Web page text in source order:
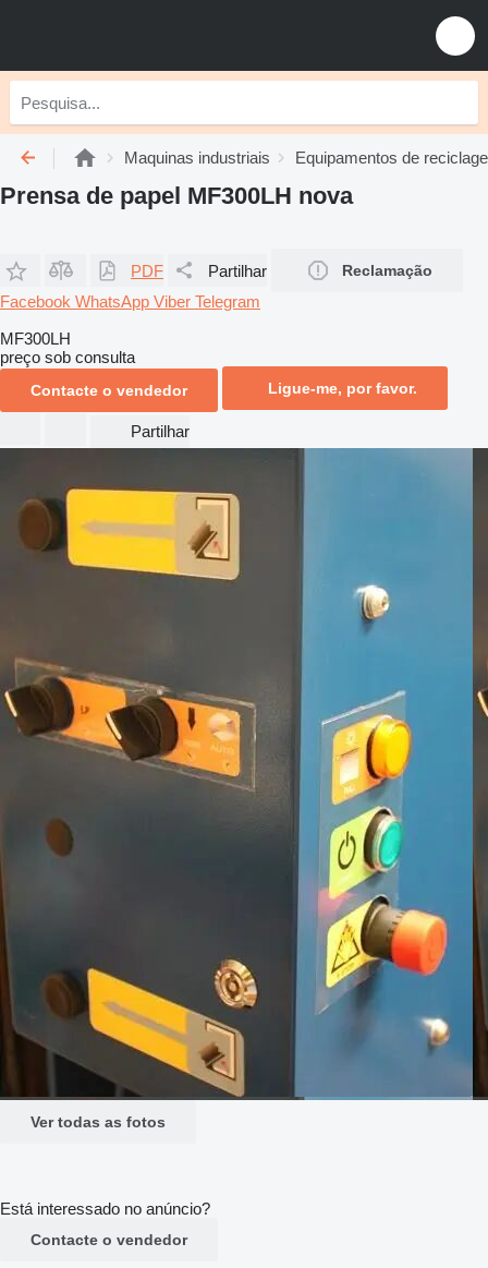
Maquinas industriais Equipamentos de
Prensa de papel MF300LH nova
PDF Partilhar Reclamação
Facebook WhatsApp Viber Telegram
MF300LH
preço sob consulta
Contacte o vendedor Ligue-me, por favor.
Partilhar
Ver todas as fotos
Está interessado no anúncio?
Contacte o vendedor